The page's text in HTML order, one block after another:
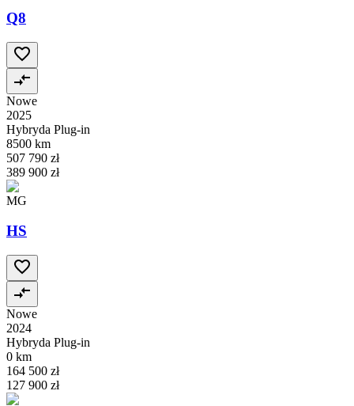
Q8
Nowe
2025
Hybryda Plug-in
8500 km
507 790 zł
389 900 zł
MG
HS
Nowe
2024
Hybryda Plug-in
0 km
164 500 zł
127 900 zł